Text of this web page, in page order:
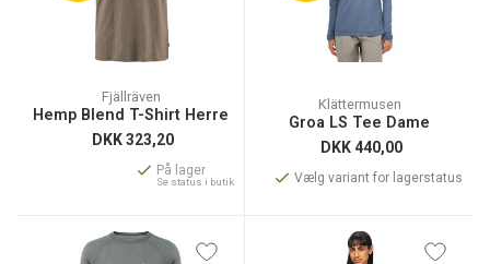
Fjällräven
Hemp Blend T-Shirt Herre
DKK323,20
På lager
Se status i butik
Klättermusen
Groa LS Tee Dame
DKK440,00
Vælg variant for lagerstatus